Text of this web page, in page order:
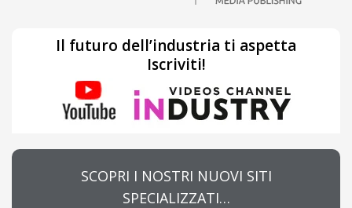
Il futuro dell’industria ti aspetta
Iscriviti!
SCOPRI I NOSTRI NUOVI SITI
SPECIALIZZATI…